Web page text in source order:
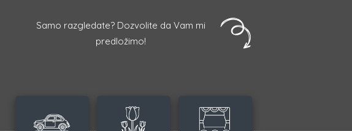
Samo razgledate? Dozvolite da Vam mi
predložimo!